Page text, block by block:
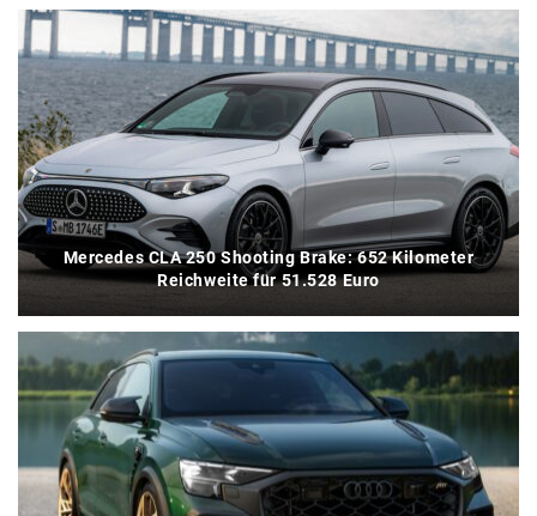
Mercedes CLA 250 Shooting Brake: 652 Kilometer
Reichweite für 51.528 Euro